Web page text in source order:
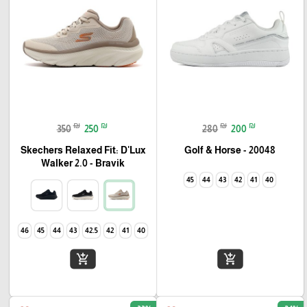
280 ₪ 200 ₪
Golf & Horse - 20048
40
41
42
43
44
45
add_shopping_cart
350 ₪ 250 ₪
Skechers Relaxed Fit: D'Lux
Walker 2.0 - Bravik
40
41
42
42.5
43
44
45
46
add_shopping_cart